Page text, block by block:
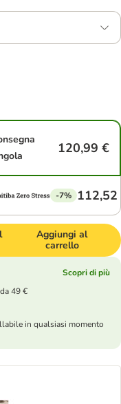
120,99 €
-7% 112,52
Aggiungi al
carrello
Scopri di più
49 €
in qualsiasi momento